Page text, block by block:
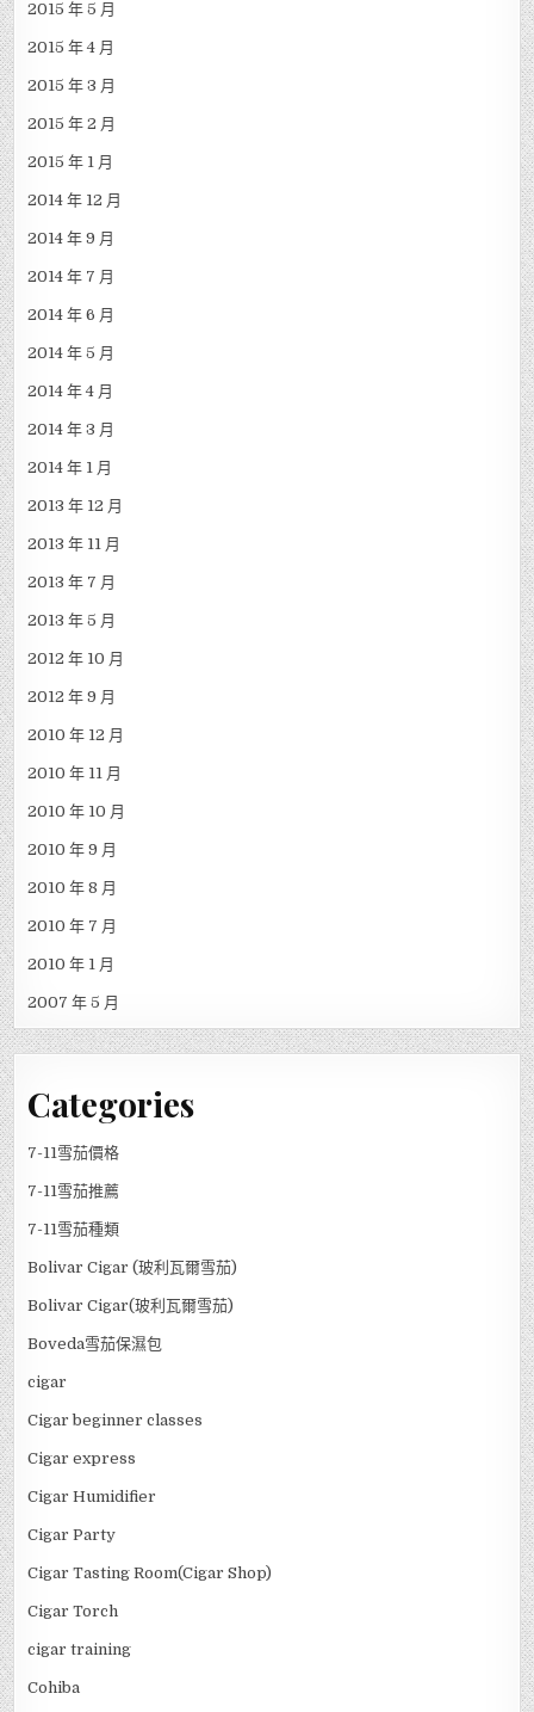
2016 年 11 月
2016 年 6 月
2015 年 11 月
2015 年 10 月
2015 年 7 月
2015 年 6 月
2015 年 5 月
2015 年 4 月
2015 年 3 月
2015 年 2 月
2015 年 1 月
2014 年 12 月
2014 年 9 月
2014 年 7 月
2014 年 6 月
2014 年 5 月
2014 年 4 月
2014 年 3 月
2014 年 1 月
2013 年 12 月
2013 年 11 月
2013 年 7 月
2013 年 5 月
2012 年 10 月
2012 年 9 月
2010 年 12 月
2010 年 11 月
2010 年 10 月
2010 年 9 月
2010 年 8 月
Categories
7-11雪茄價格
7-11雪茄推薦
7-11雪茄種類
Bolivar Cigar (玻利瓦爾雪茄)
Bolivar Cigar(玻利瓦爾雪茄)
Boveda雪茄保濕包
cigar
Cigar beginner classes
Cigar express